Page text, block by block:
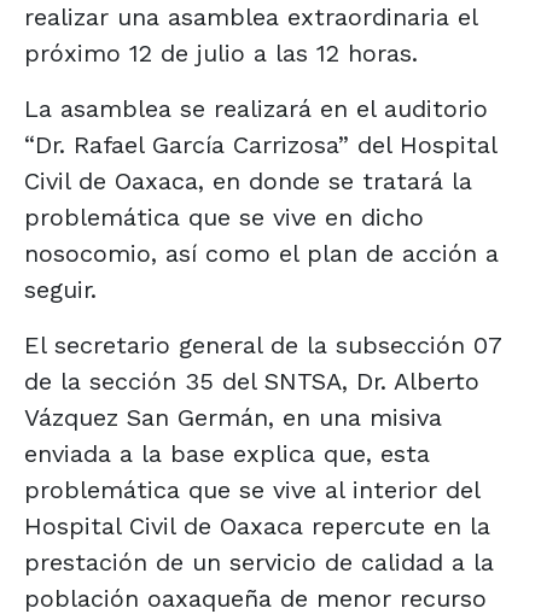
realizar una asamblea extraordinaria el
próximo 12 de julio a las 12 horas.
La asamblea se realizará en el auditorio
“Dr. Rafael García Carrizosa” del Hospital
Civil de Oaxaca, en donde se tratará la
problemática que se vive en dicho
nosocomio, así como el plan de acción a
seguir.
El secretario general de la subsección 07
de la sección 35 del SNTSA, Dr. Alberto
Vázquez San Germán, en una misiva
enviada a la base explica que, esta
problemática que se vive al interior del
Hospital Civil de Oaxaca repercute en la
prestación de un servicio de calidad a la
población oaxaqueña de menor recurso